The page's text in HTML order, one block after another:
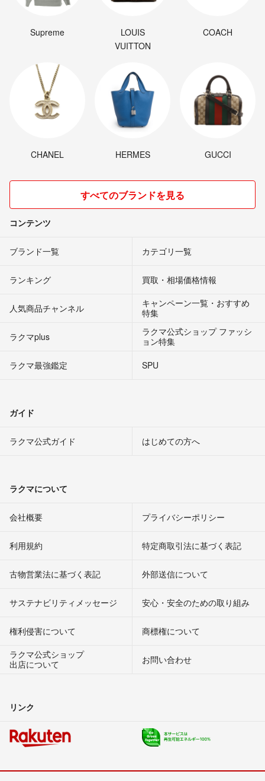
Supreme
LOUIS
VUITTON
COACH
CHANEL HERMES GUCCI
すべてのブランドを見る
コンテンツ
ブランド一覧 カテゴリ一覧
ランキング 買取・相場価格情報
人気商品チャンネル
キャンペーン一覧・おすすめ
特集
ラクマplus
ラクマ公式ショップ ファッシ
ョン特集
ラクマ最強鑑定
SPU
ガイド
ラクマ公式ガイド はじめての方へ
ラクマについて
会社概要 プライバシーポリシー
利用規約 特定商取引法に基づく表記
古物営業法に基づく表記 外部送信について
サステナビリティメッセージ 安心・安全のための取り組み
権利侵害について
商標権について
ラクマ公式ショップ
出店について
お問い合わせ
リンク